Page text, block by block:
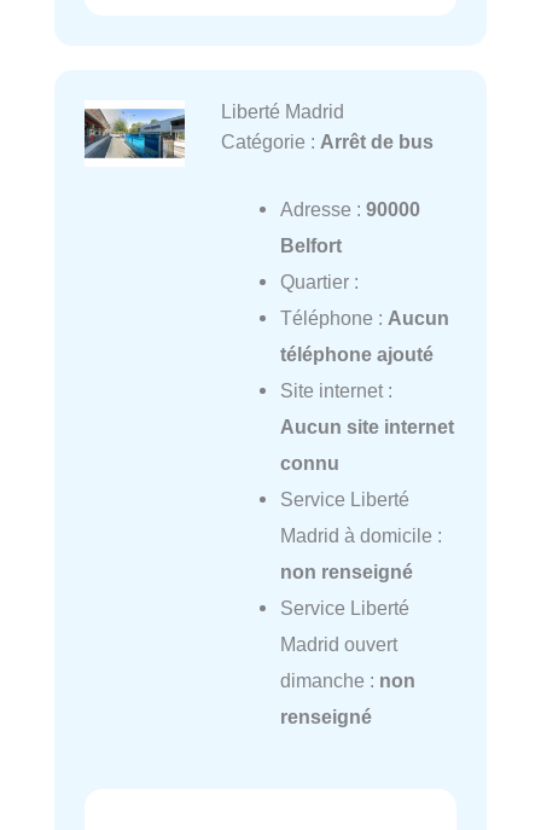
Liberté Madrid
Catégorie : Arrêt de bus
Adresse : 90000
Belfort
Quartier :
Téléphone : Aucun
téléphone ajouté
Site internet :
Aucun site internet
connu
Service Liberté
Madrid à domicile :
non renseigné
Service Liberté
Madrid ouvert
dimanche : non
renseigné